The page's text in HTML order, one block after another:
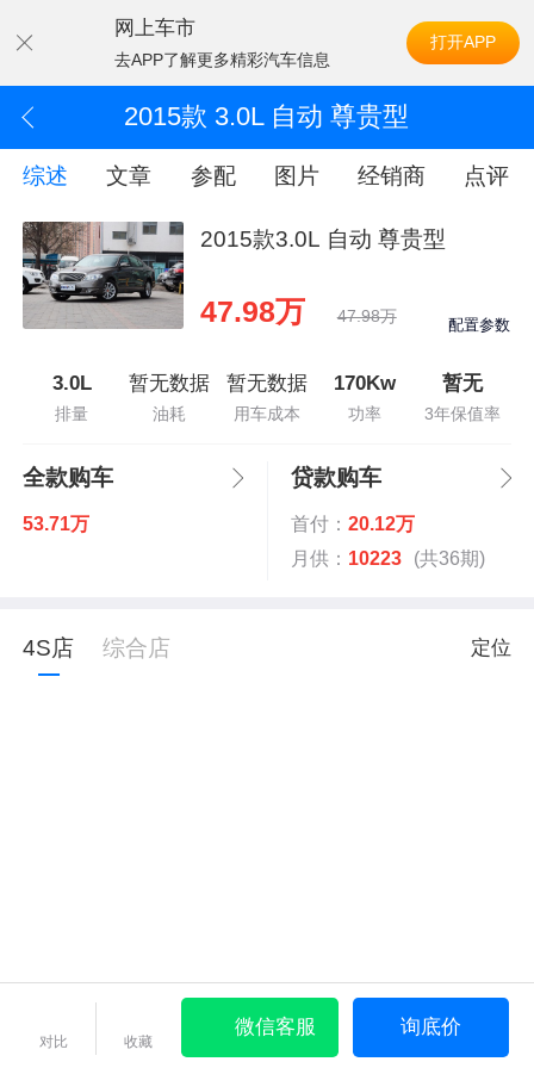
网上车市
去APP了解更多精彩汽车信息
打开APP
2015款 3.0L 自动 尊贵型
综述 文章 参配 图片 经销商 点评
2015款3.0L 自动 尊贵型
47.98万 47.98万 配置参数
3.0L
排量
暂无数据
油耗
暂无数据
用车成本
170Kw
功率
暂无
3年保值率
全款购车
53.71万
贷款购车
首付： 20.12万
月供： 10223 (共36期)
4S店 综合店 定位
对比 收藏
微信客服 询底价